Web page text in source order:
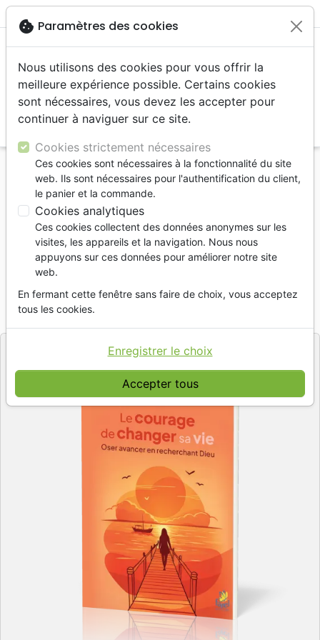
menu
Accueil Livres
Edification
Courage de changer sa vie (Le) - Oser avancer en
recherchant Dieu
Le courage de changer sa vie
Oser avancer en recherchant Dieu
Pierre-Yves Wurtz
RéférenceFAR4569 EAN9782863145692
EDITIONS FAREL
cookie Paramètres des cookies
Nous utilisons des cookies pour vous offrir la
meilleure expérience possible. Certains cookies
sont nécessaires, vous devez les accepter pour
continuer à naviguer sur ce site.
Cookies strictement nécessaires
Ces cookies sont nécessaires à la fonctionnalité du site
web. Ils sont nécessaires pour l'authentification du client,
le panier et la commande.
Cookies analytiques
Ces cookies collectent des données anonymes sur les
visites, les appareils et la navigation. Nous nous
appuyons sur ces données pour améliorer notre site
web.
En fermant cette fenêtre sans faire de choix, vous acceptez
tous les cookies.
Accepter tous
Enregistrer le choix